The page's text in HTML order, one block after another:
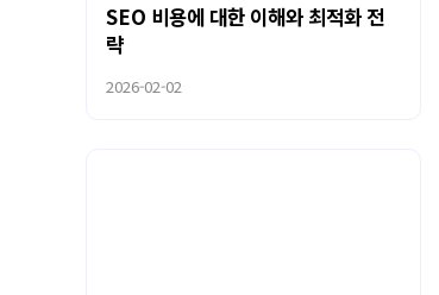
SEO 비용에 대한 이해와 최적화 전
략
2026-02-02